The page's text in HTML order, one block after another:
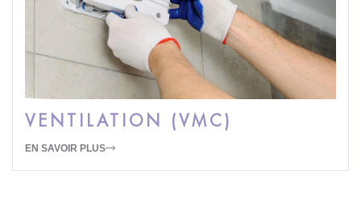
VENTILATION (VMC)
EN SAVOIR PLUS